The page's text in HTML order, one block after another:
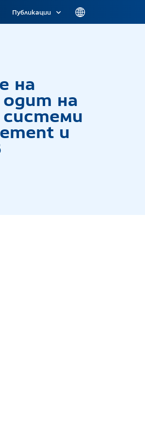
Публикации
на
одит на
и